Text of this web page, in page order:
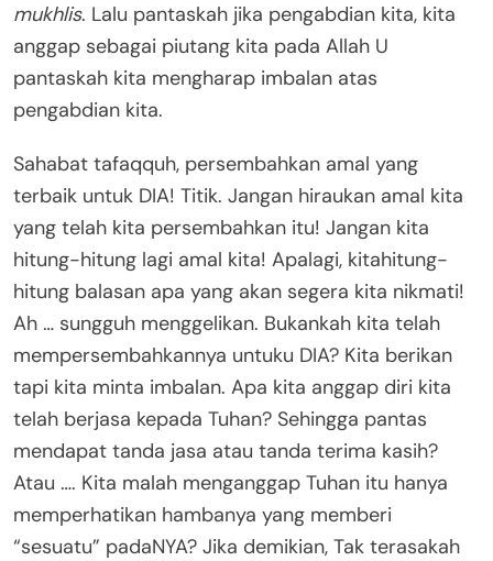
mukhlis. Lalu pantaskah jika pengabdian kita, kita
anggap sebagai piutang kita pada Allah U
pantaskah kita mengharap imbalan atas
pengabdian kita.
Sahabat tafaqquh, persembahkan amal yang
terbaik untuk DIA! Titik. Jangan hiraukan amal kita
yang telah kita persembahkan itu! Jangan kita
hitung-hitung lagi amal kita! Apalagi, kitahitung-
hitung balasan apa yang akan segera kita nikmati!
Ah … sungguh menggelikan. Bukankah kita telah
mempersembahkannya untuku DIA? Kita berikan
tapi kita minta imbalan. Apa kita anggap diri kita
telah berjasa kepada Tuhan? Sehingga pantas
mendapat tanda jasa atau tanda terima kasih?
Atau …. Kita malah menganggap Tuhan itu hanya
memperhatikan hambanya yang memberi
“sesuatu” padaNYA? Jika demikian, Tak terasakah